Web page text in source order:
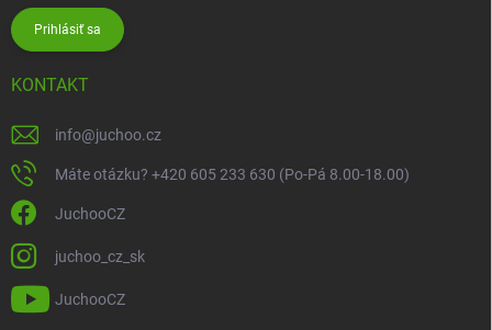
Prihlásiť sa
KONTAKT
info@juchoo.cz
Máte otázku? +420 605 233 630 (Po-Pá 8.00-18.00)
JuchooCZ
juchoo_cz_sk
JuchooCZ